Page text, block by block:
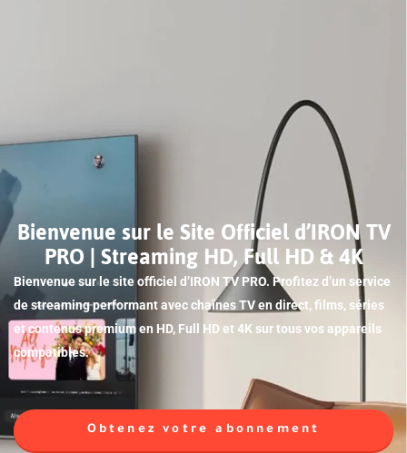
Bienvenue sur le Site Officiel d’IRON TV
PRO | Streaming HD, Full HD & 4K
Bienvenue sur le site officiel d’IRON TV PRO. Profitez d’un service
de streaming performant avec chaînes TV en direct, films, séries
et contenus premium en HD, Full HD et 4K sur tous vos appareils
compatibles.
Obtenez votre abonnement